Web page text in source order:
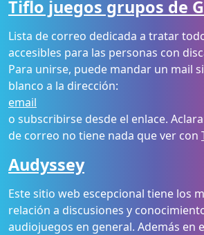
Tiflo juegos grupos de
Lista de correo dedicada a tratar
accesibles para las personas con
Para unirse, puede mandar un mail
blanco a la dirección:
email
o subscribirse desde el enlace.
de correo no tiene nada que ver con
Audyssey
Este sitio web escepcional tiene los
relación a discusiones y
audiojuegos en general. Además en